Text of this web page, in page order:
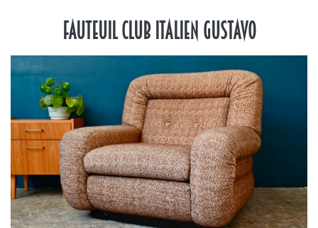
Fauteuil club italien Gustavo